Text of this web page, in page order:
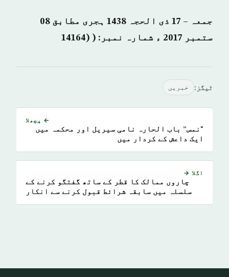
جمعہ – 17 ذی الحجہ 1438 ہجری مطابق 08
ستمبر 2017 ء شمارہ نمبر: ( (14164
ٹیگز: خبريں
← پچھلا
"نمس” باب الحارہ نامی سیریل اور محکمہ میں
ایک داعش کے کردار میں
اگلا →
چاروں ممالک کا قطر کے ساتھ گفتگو کرنے کے
سلسلہ میں سابقہ شرائط قبول کرنے سے انکار